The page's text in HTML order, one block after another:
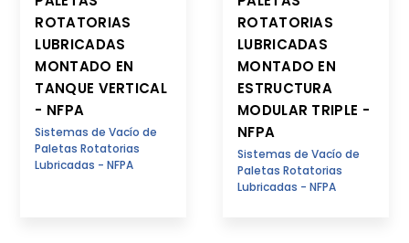
ROTATORIAS
LUBRICADAS
MONTADO EN
TANQUE VERTICAL
- NFPA
Sistemas de Vacío de
Paletas Rotatorias
Lubricadas - NFPA
ROTATORIAS
LUBRICADAS
MONTADO EN
ESTRUCTURA
MODULAR TRIPLE -
NFPA
Sistemas de Vacío de
Paletas Rotatorias
Lubricadas - NFPA